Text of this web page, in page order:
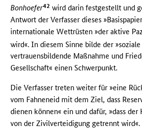
Bonhoefer42 wird darin festgestellt und
Antwort der Verfasser dieses
internationale Wettrüsten »der aktive
wird«. In diesem Sinne bilde der
vertrauensbildende Maßnahme und
Gesellschaft« einen Schwerpunkt.
Die Verfasser treten weiter für »eine
vom Fahneneid mit dem Ziel, dass
dienen können« ein und dafür, »dass der
von der Zivilverteidigung getrennt wird«.